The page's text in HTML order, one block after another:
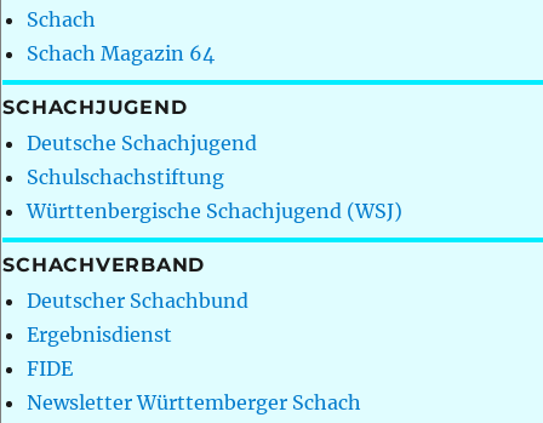
Schach
Schach Magazin 64
SCHACHJUGEND
Deutsche Schachjugend
Schulschachstiftung
Württenbergische Schachjugend (WSJ)
SCHACHVERBAND
Deutscher Schachbund
Ergebnisdienst
FIDE
Newsletter Württemberger Schach